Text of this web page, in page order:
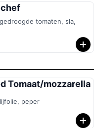
chef
tomaten, sla,
Tomaat/mozzarella
peper